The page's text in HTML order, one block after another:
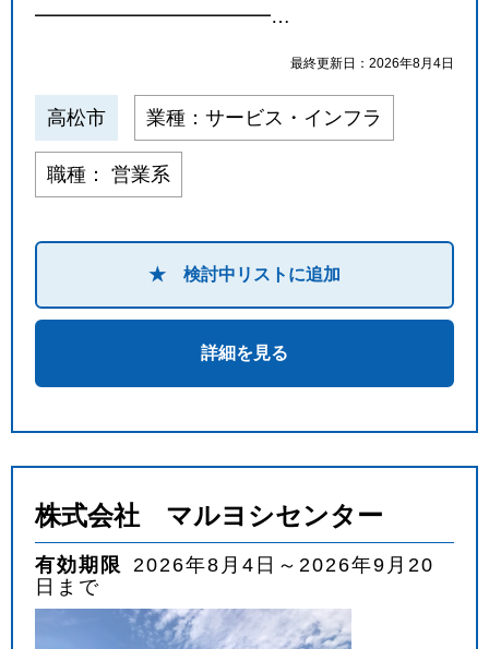
━━━━━━━━━━━━…
最終更新日：2026年8月4日
高松市 業種：サービス・インフラ
職種： 営業系
★ 検討中リストに追加
詳細を見る
株式会社 マルヨシセンター
有効期限 2026年8月4日～2026年9月20
日まで